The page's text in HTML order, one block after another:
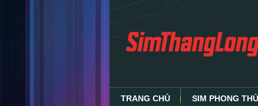
TRANG CHỦ SIM PHONG